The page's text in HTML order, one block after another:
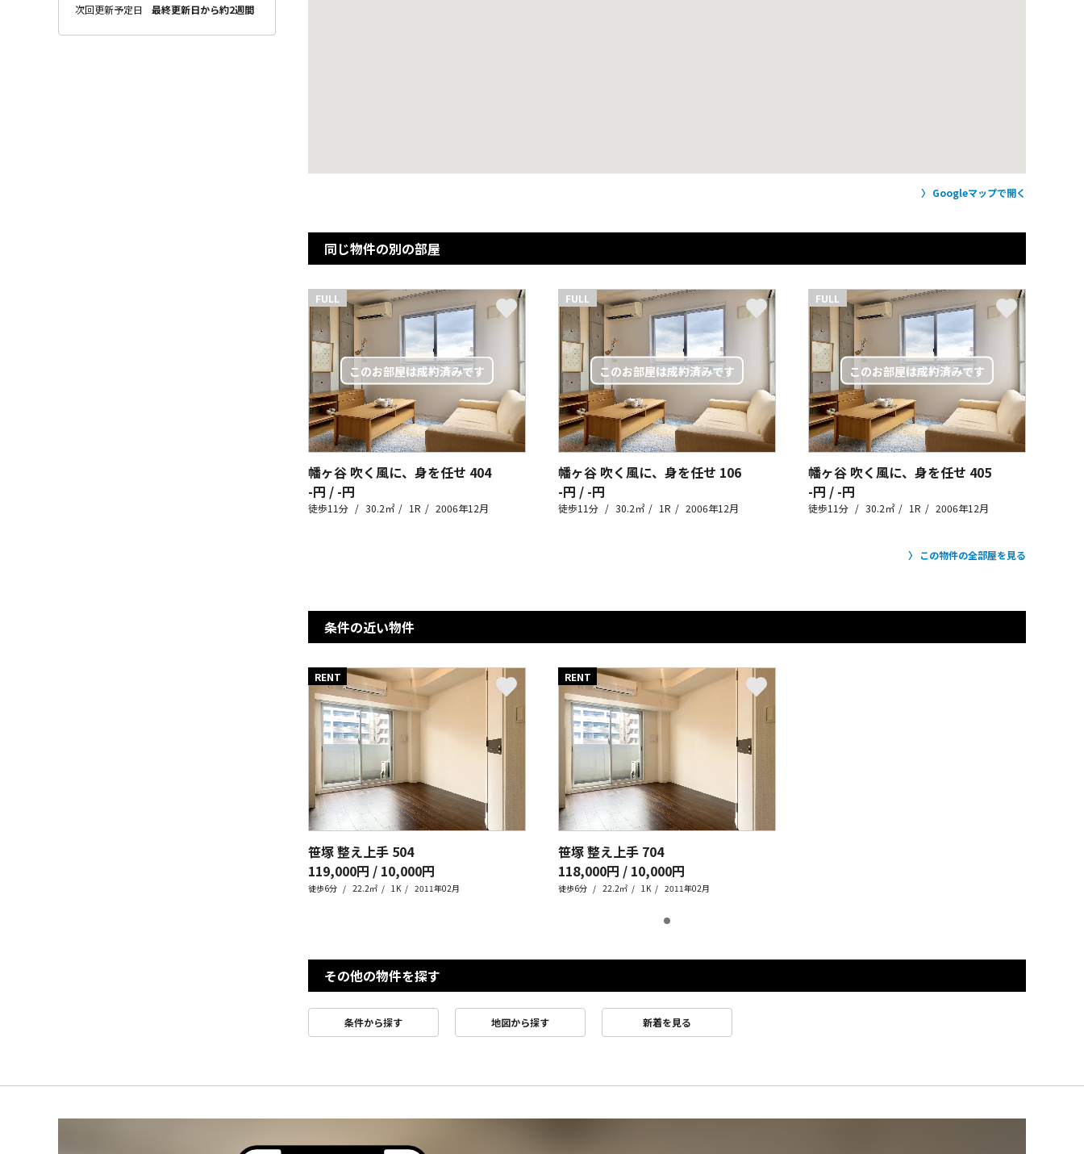
次回更新予定日
最終更新日から約2週間
Googleマップで開く
同じ物件の別の部屋
FULL
幡ヶ谷 吹く風に、身を任せ 404
-円 / -円
徒歩11分 30.2㎡ 1R 2006年12月
FULL
幡ヶ谷 吹く風に、身を任せ 106
-円 / -円
徒歩11分 30.2㎡ 1R 2006年12月
FULL
幡ヶ谷 吹く風に、身を任せ 405
-円 / -円
徒歩11分 30.2㎡ 1R 2006年12月
この物件の全部屋を見る
条件の近い物件
RENT
笹塚 整え上手 504
119,000円 / 10,000円
徒歩6分 22.2㎡ 1K 2011年02月
RENT
笹塚 整え上手 704
118,000円 / 10,000円
徒歩6分 22.2㎡ 1K 2011年02月
その他の物件を探す
条件から探す 地図から探す 新着を見る